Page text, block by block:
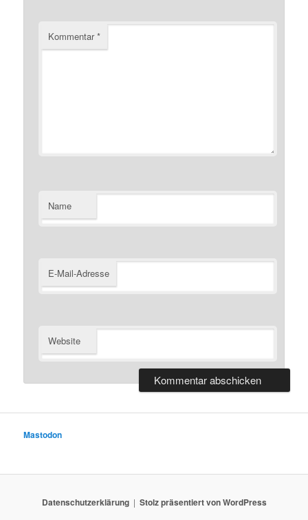
Kommentar*
Name
E-Mail-Adresse
Website
Mastodon
Datenschutzerklärung Stolz präsentiert von WordPress